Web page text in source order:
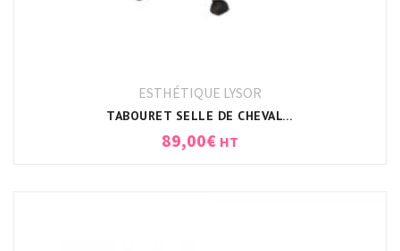
ESTHÉTIQUE LYSOR
TABOURET SELLE DE CHEVAL BLANC
89,00€ HT